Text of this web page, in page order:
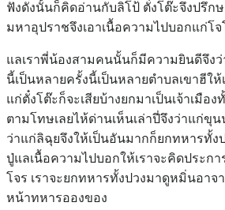
ฟังดังนั้นก็คิดอ่านกับลิโป้ ตั๋งโต๊ะจึงปรึก
มหาอุปราชจึงเอาเนื้อความไปบอกแก่โจ
แลเราพี่น้องสามคนนั้นก็มีความยินดีจึงว่
นี้เป็นหลายครั้งนี้เป็นหลายตำบลเขาฮีให้
แก่ตั๋งโต๊ะก็จะเสียบ้างยกมาเป็นเจ้าเมือ
ตามโทษเลยไห้ด่านเห็นเล่าปี่จึงว่าแก่ขุน
ว่าแก่ลิฉุยจึงให้เป็นอันมากก็ยกทหารทั้ง
ปู่แลเนื้อความไปบอกให้เราจะคิดประก
โจร เราจะยกทหารทั้งปวงมาดูหมิ่นอาจ
หน้าทหารอองของ